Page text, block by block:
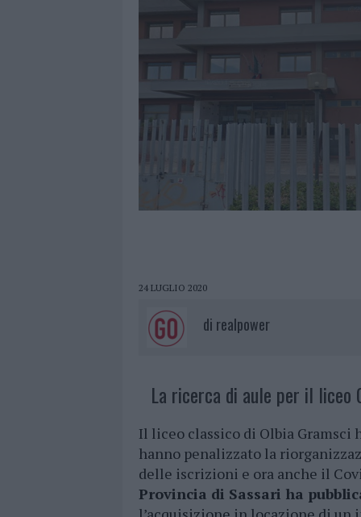
24 LUGLIO 2020
di realpower
La ricerca di aule per il liceo
Il liceo classico di Olbia Gramsci
hanno penalizzato la
delle iscrizioni e ora anche il
Provincia di Sassari ha